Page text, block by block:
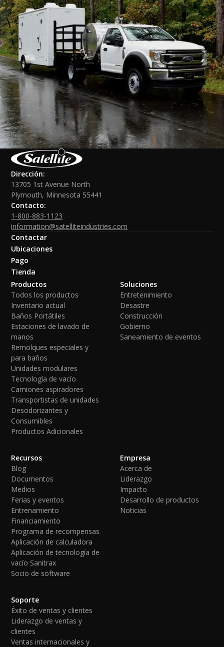
Dirección:
13705 1st Avenue North
Plymouth, Minnesota 55441
Contacto:
1-800-883-1123
information@satelliteindustries.com
Contactar
Ubicaciones
Pago
Tienda
Productos
Todos los productos
Inventario actual
Baños Portátiles
Estaciones de lavado de
manos
Remolques especiales y
para baños
Unidades modulares
Tecnología de vacío
Camiones aspiradores
Transportistas de unidades
Desodorizantes y
Consumibles
Productos Adicionales
Soluciones
Entretenimiento
Desastre
Construcción
Gobierno
Saneamiento de eventos
Recursos
Blog
Documentos
Medios
Ferias y eventos
Entrenamiento
Financiamiento
Programa de recompensas
Aplicación de calculadora
Aplicación de tecnología de
vacío Sanitrax
Socio de software
Empresa
Acerca de
Liderazgo
Impacto
Desarrollo de productos
Noticias
Soporte
Éxito de ventas y clientes
Liderazgo de ventas y
clientes
Ventas internacionales y